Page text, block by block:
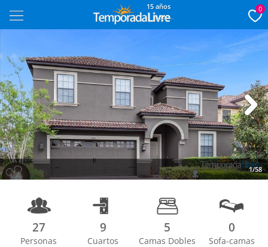
15 años 0
1/58
Next
27
Personas
9
Cuartos
5
Camas Dobles
0
Sofa-camas